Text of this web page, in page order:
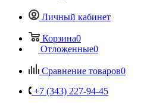
Личный кабинет
Корзина0
Отложенные0
Сравнение товаров0
+7 (343) 227-94-45